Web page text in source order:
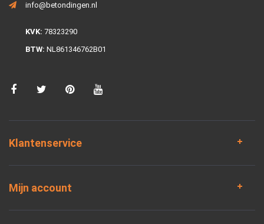
info@betondingen.nl
KVK: 78323290
BTW: NL861346762B01
Klantenservice
Mijn account